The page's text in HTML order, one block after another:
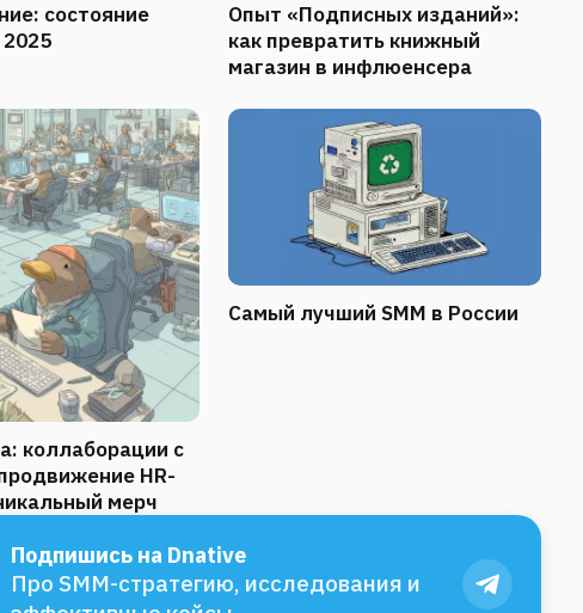
состояние
2025
Опыт «Подписных изданий»:
как превратить книжный
магазин в инфлюенсера
коллаборации с
HR-
мерч
Самый лучший SMM в России
Подпишись на Dnative
Про SMM-стратегию, исследования и